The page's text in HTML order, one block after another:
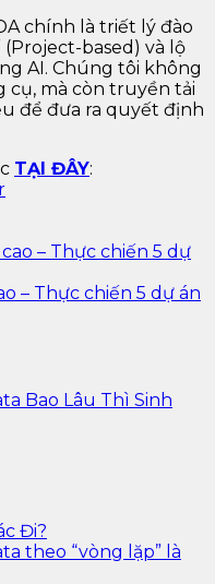
chính là triết lý đào
based) và lộ
AI. Chúng tôi không
cụ, mà còn truyền tải
để đưa ra quyết định
TẠI ĐÂY:
– Thực chiến 5 dự
– Thực chiến 5 dự án
Bao Lâu Thì Sinh
Đi?
theo “vòng lặp” là